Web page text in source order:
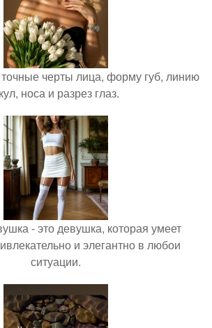
черты лица, форму губ, линию
носа и разрез глаз.
- это девушка, которая умеет
и элегантно в любои
ситуации.